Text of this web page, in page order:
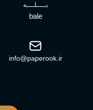
بـــــلــــه
bale
info@paperook.ir